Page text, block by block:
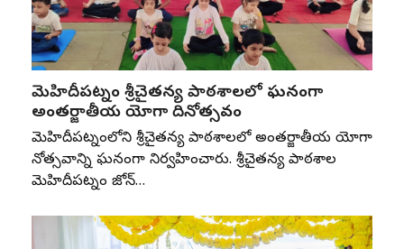
మెహిదీపట్నం శ్రీచైతన్య పాఠశాలలో ఘనంగా
అంతర్జాతీయ యోగా దినోత్సవం
మెహిదీపట్నంలోని శ్రీచైతన్య పాఠశాలలో అంతర్జాతీయ యోగా
దినోత్సవాన్ని ఘనంగా నిర్వహించారు. శ్రీచైతన్య పాఠశాల
మెహిదీపట్నం జోన్‌…